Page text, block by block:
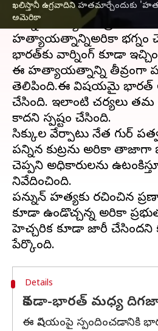
ఖలిస్తానీ ఉగ్రవాదిని హతమార్చేందుకు
అమెరికా
అమెరికాలో సిక్కు వేర్పాటువాది
పన్నున్ హత్యకు కుట్ర
హత్యాయత్నాన్నిఅమెరికా
భారత్‌కు వార్నింగ్ కూడా
ఈ హత్యాయత్నాన్ని తీవ్రంగా
తెలిపింది.ఈ విషయమై భారత్
చేసింది. ఇలాంటి చర్యలు
కాదని స్పష్టం చేసింది.
సిక్కుల వేర్పాటు నేత గుర్
పన్నిన కుట్రను అమెరికా తాజాగా
చెప్పని అధికారులను
నివేదించింది.
పన్నున్ హత్యకు రచించిన
కూడా ఉండొచ్చన్న అమెరికా
హెచ్చరిక కూడా జారీ చేసిందని
Details
కెనడా-భారత్ మధ్య
ఈ విషయంపై స్పందించడానికి